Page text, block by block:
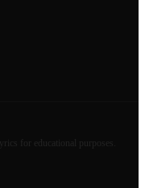
for educational purposes.